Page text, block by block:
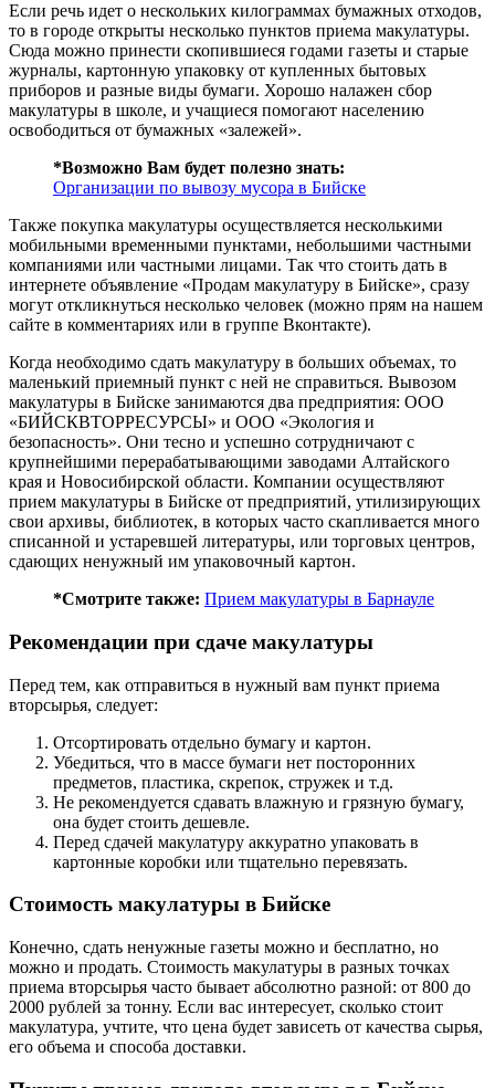
Если речь идет о нескольких килограммах бумажных отходов,
то в городе открыты несколько пунктов приема макулатуры.
Сюда можно принести скопившиеся годами газеты и старые
журналы, картонную упаковку от купленных бытовых
приборов и разные виды бумаги. Хорошо налажен сбор
макулатуры в школе, и учащиеся помогают населению
освободиться от бумажных «залежей».
*Возможно Вам будет полезно знать:
Организации по вывозу мусора в Бийске
Также покупка макулатуры осуществляется несколькими
мобильными временными пунктами, небольшими частными
компаниями или частными лицами. Так что стоить дать в
интернете объявление «Продам макулатуру в Бийске», сразу
могут откликнуться несколько человек (можно прям на нашем
сайте в комментариях или в группе Вконтакте).
Когда необходимо сдать макулатуру в больших объемах, то
маленький приемный пункт с ней не справиться. Вывозом
макулатуры в Бийске занимаются два предприятия: ООО
«БИЙСКВТОРРЕСУРСЫ» и ООО «Экология и
безопасность». Они тесно и успешно сотрудничают с
крупнейшими перерабатывающими заводами Алтайского
края и Новосибирской области. Компании осуществляют
прием макулатуры в Бийске от предприятий, утилизирующих
свои архивы, библиотек, в которых часто скапливается много
списанной и устаревшей литературы, или торговых центров,
сдающих ненужный им упаковочный картон.
*Смотрите также: Прием макулатуры в Барнауле
Рекомендации при сдаче макулатуры
Перед тем, как отправиться в нужный вам пункт приема
вторсырья, следует:
Отсортировать отдельно бумагу и картон.
Убедиться, что в массе бумаги нет посторонних
предметов, пластика, скрепок, стружек и т.д.
Не рекомендуется сдавать влажную и грязную бумагу,
она будет стоить дешевле.
Перед сдачей макулатуру аккуратно упаковать в
картонные коробки или тщательно перевязать.
Стоимость макулатуры в Бийске
Конечно, сдать ненужные газеты можно и бесплатно, но
можно и продать. Стоимость макулатуры в разных точках
приема вторсырья часто бывает абсолютно разной: от 800 до
2000 рублей за тонну. Если вас интересует, сколько стоит
макулатура, учтите, что цена будет зависеть от качества сырья,
его объема и способа доставки.